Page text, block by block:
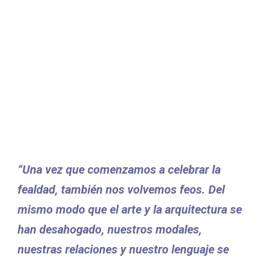
“Una vez que comenzamos a celebrar la
fealdad, también nos volvemos feos. Del
mismo modo que el arte y la arquitectura se
han desahogado, nuestros modales,
nuestras relaciones y nuestro lenguaje se